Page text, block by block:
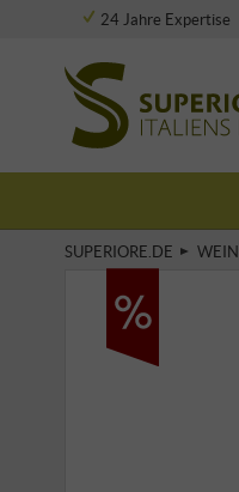
24 Jahre Expertise
SUPERIORE.DE WEIN